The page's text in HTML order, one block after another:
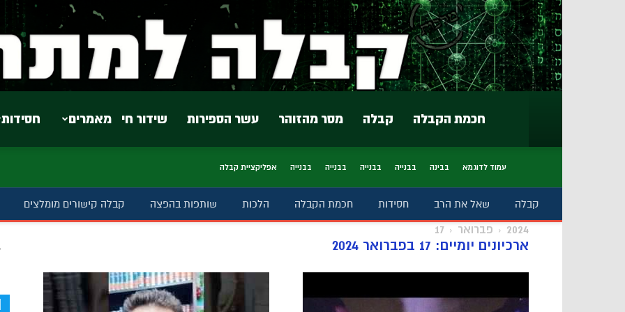
חסידות מאמרים שידור חי עשר הספירות מסר מהזוהר קבלה חכמת הקבלה
עמוד לדוגמא בבינה בבנייה בבנייה בבנייה בבנייה אפליקציית קבלה
קבלה שאל את הרב חסידות חכמת הקבלה הלכות שותפות בהפצה קבלה קישורים מומלצים
2024 פברואר 17
ארכיונים יומיים: 17 בפברואר 2024